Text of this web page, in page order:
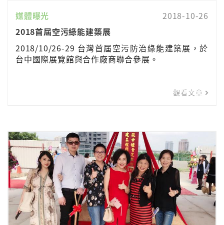
媒體曝光
2018-10-26
2018首屆空污綠能建築展
2018/10/26-29 台灣首屆空污防治綠能建築展，於
台中國際展覽館與合作廠商聯合參展。
觀看文章